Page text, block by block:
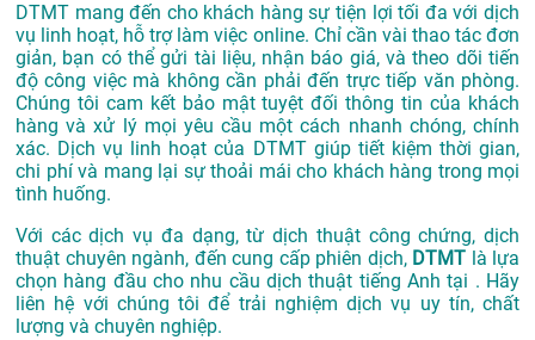
DTMT mang đến cho khách hàng sự tiện lợi tối đa với dịch
vụ linh hoạt, hỗ trợ làm việc online. Chỉ cần vài thao tác đơn
giản, bạn có thể gửi tài liệu, nhận báo giá, và theo dõi tiến
độ công việc mà không cần phải đến trực tiếp văn phòng.
Chúng tôi cam kết bảo mật tuyệt đối thông tin của khách
hàng và xử lý mọi yêu cầu một cách nhanh chóng, chính
xác. Dịch vụ linh hoạt của DTMT giúp tiết kiệm thời gian,
chi phí và mang lại sự thoải mái cho khách hàng trong mọi
tình huống.
Với các dịch vụ đa dạng, từ dịch thuật công chứng, dịch
thuật chuyên ngành, đến cung cấp phiên dịch, DTMT là lựa
chọn hàng đầu cho nhu cầu dịch thuật tiếng Anh tại . Hãy
liên hệ với chúng tôi để trải nghiệm dịch vụ uy tín, chất
lượng và chuyên nghiệp.